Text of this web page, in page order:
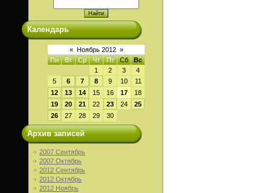
Календарь
« Ноябрь 2012 »
Пн
Вт Ср Чт Пт Сб
Вс
1
2 3
4
5
6 7 8 9 10
11
12
13 14 15 16 17
18
19
20 21 22 23 24
25
26
27 28 29 30
Архив записей
2007 Сентябрь
2007 Октябрь
2012 Сентябрь
2012 Октябрь
2012 Ноябрь